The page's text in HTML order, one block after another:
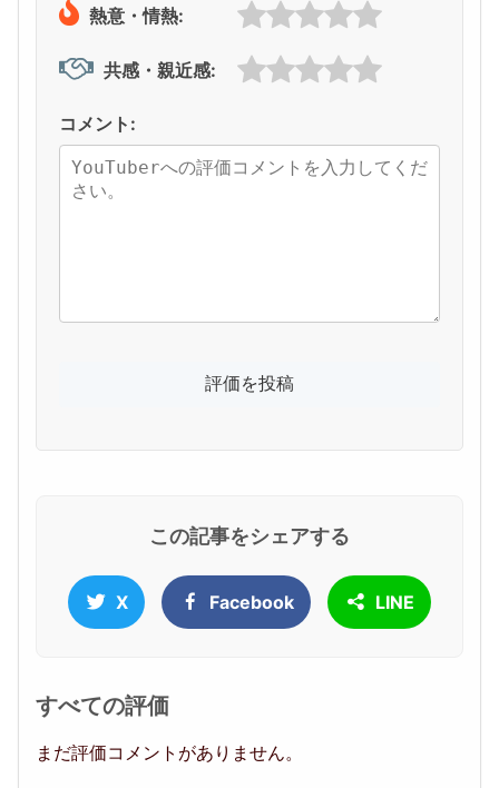
熱意・情熱:
共感・親近感:
コメント:
この記事をシェアする
X Facebook LINE
すべての評価
まだ評価コメントがありません。